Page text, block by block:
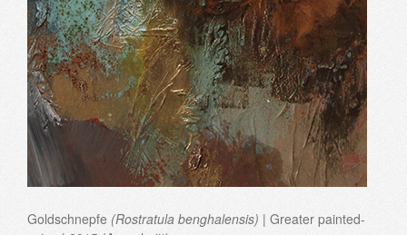
Goldschnepfe (Rostratula benghalensis) | Greater painted-